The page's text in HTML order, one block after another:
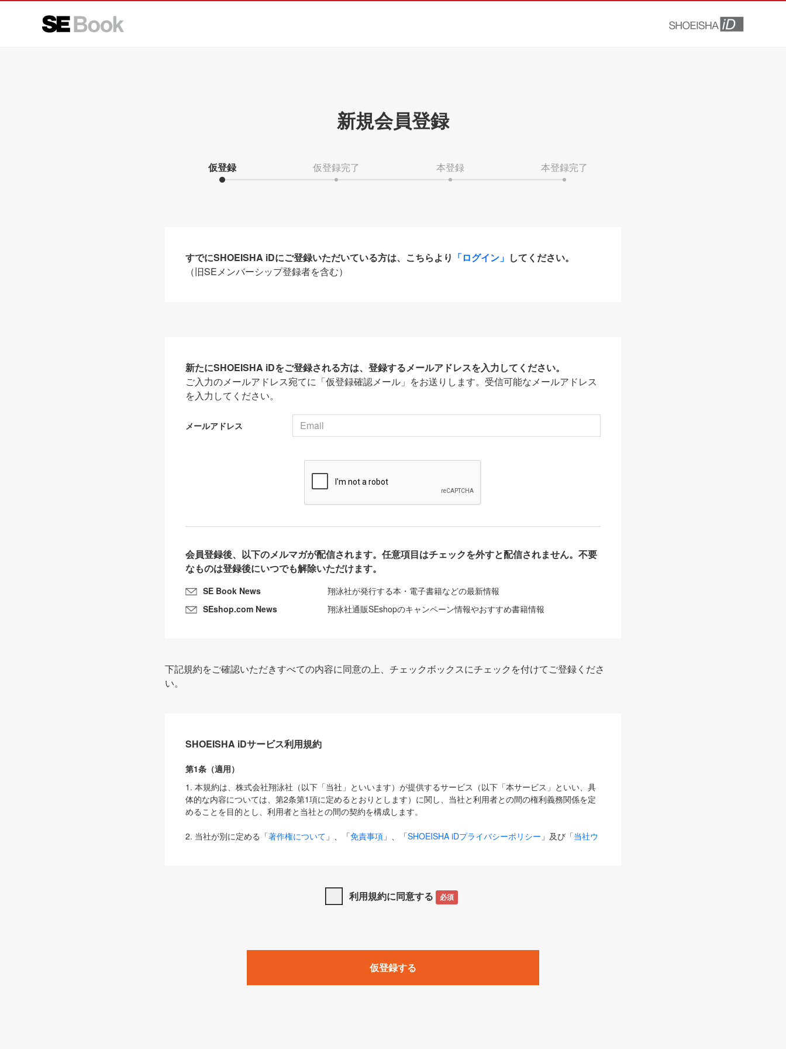
新規会員登録
仮登録 仮登録完了 本登録 本登録完了
すでにSHOEISHA iDにご登録いただいている方は、こちらより 「ログイン」 してください。
（旧SEメンバーシップ登録者を含む）
新たにSHOEISHA iDをご登録される方は、登録するメールアドレスを入力してください。
ご入力のメールアドレス宛てに「仮登録確認メール」をお送りします。受信可能なメールアドレス
を入力してください。
メールアドレス
会員登録後、以下のメルマガが配信されます。任意項目はチェックを外すと配信されません。不要
なものは登録後にいつでも解除いただけます。
SE Book News
翔泳社が発行する本・電子書籍などの最新情報
SEshop.com News
翔泳社通販SEshopのキャンペーン情報やおすすめ書籍情報
下記規約をご確認いただきすべての内容に同意の上、チェックボックスにチェックを付けてご登録くださ
い。
SHOEISHA iDサービス利用規約
第1条（適用）
1. 本規約は、株式会社翔泳社（以下「当社」といいます）が提供するサービス（以下「本サービス」といい、具
体的な内容については、第2条第1項に定めるとおりとします）に関し、当社と利用者との間の権利義務関係を定
めることを目的とし、利用者と当社との間の契約を構成します。
2. 当社が別に定める「著作権について 」、「免責事項 」、「SHOEISHA iDプライバシーポリシー 」及び「当社ウ
は、本規約の規定が優先して適用されるものとします。
1. 「本サービス」とは、当社が提供する以下のサービス（名称や内容が変更された場合、変更後のサービスを含
みます）及びこれらサービスに関連して当社が実施するイベントやキャンペーンをいいます。
「SEBook」「SEShop」「CodeZine」「MarkeZine」「EnterpriseZine」「ECzine」「Biz/Zine」「HRzine」
利用規約に同意する 必須
仮登録する